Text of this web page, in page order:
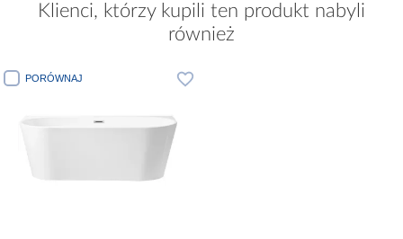
Klienci, którzy kupili ten produkt nabyli
również
PORÓWNAJ